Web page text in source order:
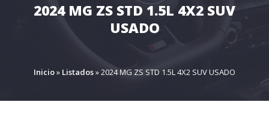
2024 MG ZS STD 1.5L 4X2 SUV
USADO
Inicio» Listados»2024 MG ZS STD 1.5L 4X2 SUV USADO